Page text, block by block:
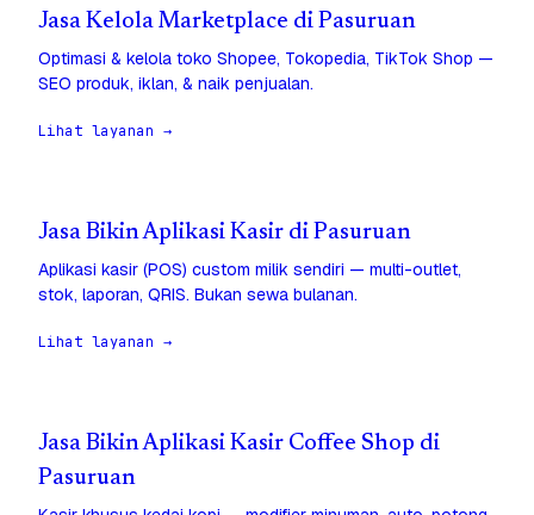
Jasa Kelola Marketplace di Pasuruan
Optimasi & kelola toko Shopee, Tokopedia, TikTok Shop —
SEO produk, iklan, & naik penjualan.
Lihat layanan →
Jasa Bikin Aplikasi Kasir di Pasuruan
Aplikasi kasir (POS) custom milik sendiri — multi-outlet,
stok, laporan, QRIS. Bukan sewa bulanan.
Lihat layanan →
Jasa Bikin Aplikasi Kasir Coffee Shop di
Pasuruan